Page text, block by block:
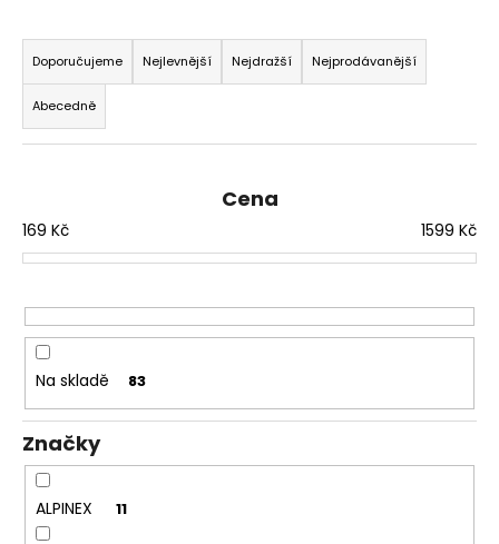
Ř
a
z
e
n
r
o
u
k
ů
Doporučujeme Nejlevnější Nejdražší Nejprodávanější
Abecedně
Cena
169 Kč 1599 Kč
Na skladě 83
Značky
ALPINEX 11
í
t
?
HLEDAT
D
o
p
o
r
u
u